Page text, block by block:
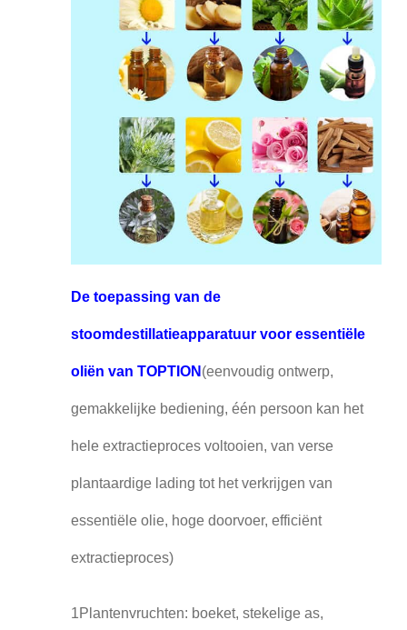
De toepassing van de
stoomdestillatieapparatuur voor essentiële
oliën van TOPTION (eenvoudig ontwerp,
gemakkelijke bediening, één persoon kan het
hele extractieproces voltooien, van verse
plantaardige lading tot het verkrijgen van
essentiële olie, hoge doorvoer, efficiënt
extractieproces)
1Plantenvruchten: boeket, stekelige as,